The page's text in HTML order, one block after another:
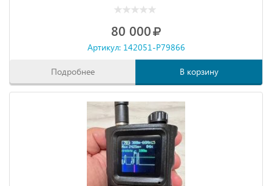
80 000
Артикул: 142051-P79866
Подробнее В корзину